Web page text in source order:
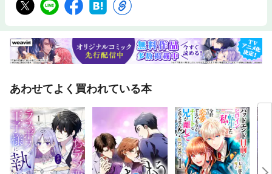
い空間を求め、ついには住まいのDIYに夢中になった。 ありがたいことに
インテリア誌にも当時の自宅を掲載していただく機会に恵まれるようにな
の友人宅を訪れ、今、こうしてフレンチシックなインテリアに包まれてい
る。 01｜アンティークショップオーナー《ヴァネッサさん》プロが修復
した気品あるアンティークの家 02｜シャンブルドットオーナー《ピエレ
デザイナー《メアリーさん》白の美しさを堪能する住まい 04｜グラスア
ーティスト《ルチオ＆ローランさん》芸術家がつくりあげた「 作品 」 05
間 06｜有閑マダム《Xさん》納屋から生まれ変わった理想の邸宅 07｜旅
作家《木蓮》フランスの田舎暮らしを楽しむ古い建物 column 部屋づくり
のヒントを探して【カフェ探訪 vol.1】 部屋づくりのヒントを探して【カ
フェ探訪vol.2】 住まいの顔【フランスの美しい記憶 窓】 空間のアクセ
ント【フランスの美しい記憶 看板】 DIYで彩る私の暮らし【Bricolage＝
自分で作る】 日本より大きく個性的【フランスの美しい記憶 扉】 french
あわせてよく買われている本